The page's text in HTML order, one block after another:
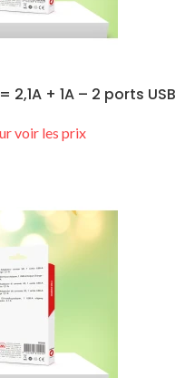
+ 1A – 2 ports USB
voir les prix